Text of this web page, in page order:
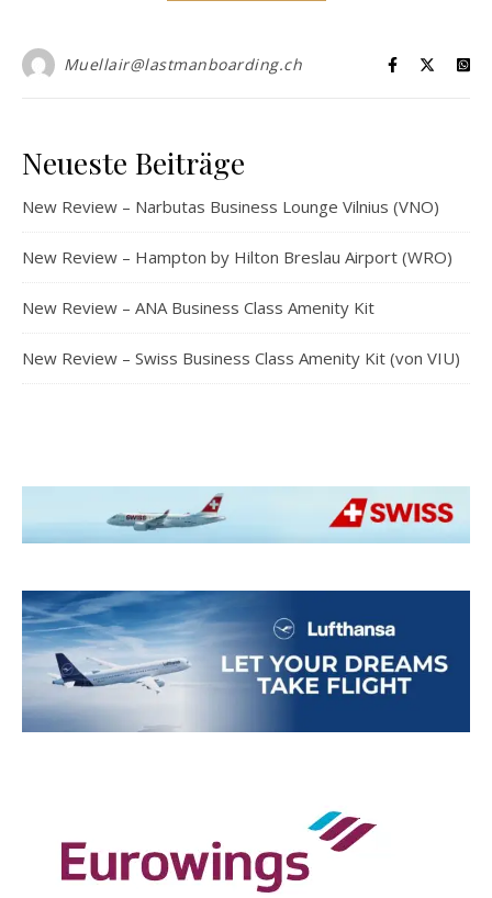
Muellair@lastmanboarding.ch
Neueste Beiträge
New Review – Narbutas Business Lounge Vilnius (VNO)
New Review – Hampton by Hilton Breslau Airport (WRO)
New Review – ANA Business Class Amenity Kit
New Review – Swiss Business Class Amenity Kit (von VIU)